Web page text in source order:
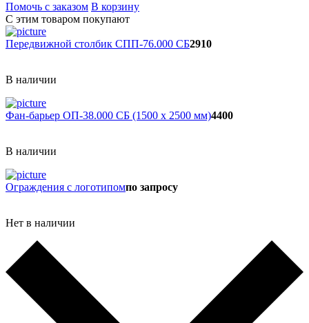
Помочь с заказом В корзину
С этим товаром покупают
Передвижной столбик СПП-76.000 СБ2910
В наличии
Фан-барьер ОП-38.000 СБ (1500 х 2500 мм)4400
В наличии
Ограждения с логотипомпо запросу
Нет в наличии